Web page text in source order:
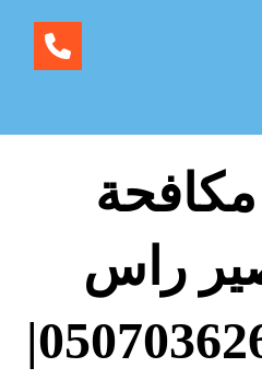
راس
الخيمة |0507036261|